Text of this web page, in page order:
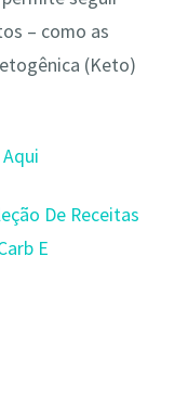
– como as
(Keto)
Aqui
De Receitas
E